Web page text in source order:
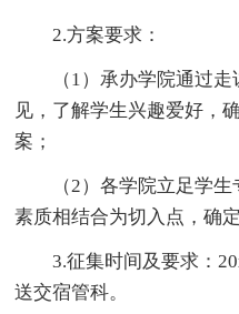
2.方案要求：
（1）承办学院通过走
见，了解学生兴趣爱好，
案；
（2）各学院立足学生
素质相结合为切入点，确
3.征集时间及要求：
送交宿管科。